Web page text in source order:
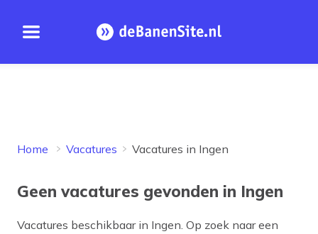
Open menu Homepage
Home Vacatures Vacatures in Ingen
Geen vacatures gevonden in Ingen
Vacatures beschikbaar in Ingen. Op zoek naar een